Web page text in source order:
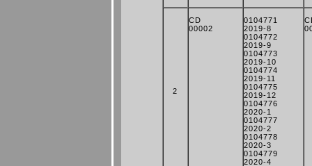
2
CD
00002
0104771
2019-8
0104772
2019-9
0104773
2019-10
0104774
2019-11
0104775
2019-12
0104776
2020-1
0104777
2020-2
0104778
2020-3
0104779
2020-4